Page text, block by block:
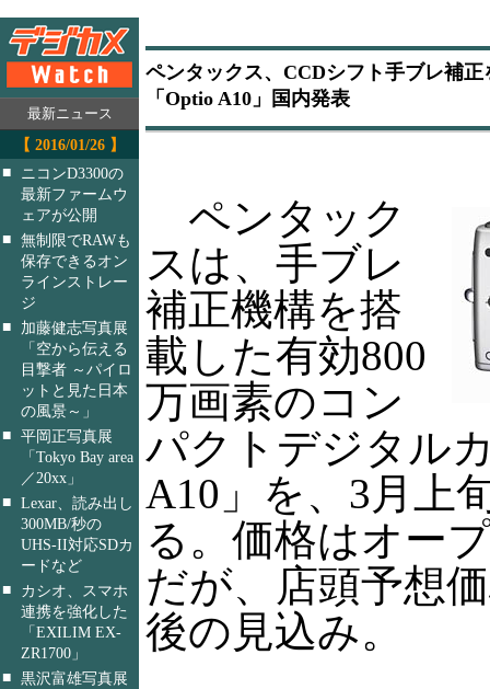
最新ニュース
【 2016/01/26 】
■
ニコンD3300の
最新ファームウ
ェアが公開
■ 無制限でRAWも
保存できるオン
ラインストレー
ジ
■
加藤健志写真展
「空から伝える
目撃者 ～パイロ
ットと見た日本
の風景～」
■ 平岡正写真展
「Tokyo Bay area
／20xx」
■ Lexar、読み出し
300MB/秒の
UHS-II対応SDカ
ードなど
■
カシオ、スマホ
連携を強化した
「EXILIM EX-
ZR1700」
■ 黒沢富雄写真展
ペンタックス、CCDシフト手ブレ補
「Optio A10」国内発表
ペンタック
スは、手ブレ
補正機構を搭
載した有効800
万画素のコン
パクトデジタル
A10」を、3月上
る。価格はオー
だが、店頭予想
後の見込み。